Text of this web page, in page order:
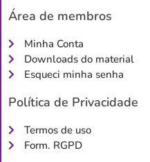
Área de membros
Minha Conta
Downloads do material
Esqueci minha senha
Política de Privacidade
Termos de uso
Form. RGPD